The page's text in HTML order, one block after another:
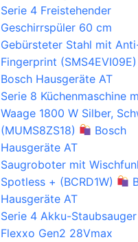
Serie 4 Freistehender
Geschirrspüler 60 cm
Gebürsteter Stahl mit
Fingerprint (SMS4EVI09E)
Bosch Hausgeräte AT
Serie 8 Küchenmaschine
Waage 1800 W Silber,
(MUMS8ZS18)
Bosch
Hausgeräte AT
Saugroboter mit
Spotless + (BCRD1W)
Hausgeräte AT
Serie 4 Akku-Staubsauger
Flexxo Gen2 28Vmax